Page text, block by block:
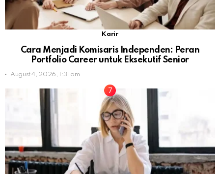
Karir
Cara Menjadi Komisaris Independen: Peran
Portfolio Career untuk Eksekutif Senior
August 4, 2026, 1:31 am